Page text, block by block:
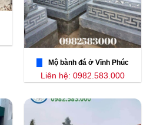
Mộ bành đá ở Vĩnh Phúc
Liên hệ: 0982.583.000